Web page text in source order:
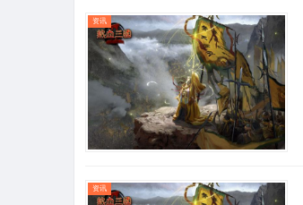
资讯
资讯